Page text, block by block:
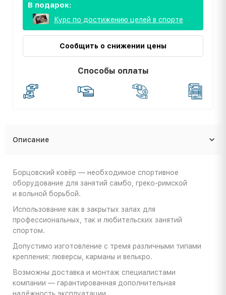
В подарок:
Курс по достижению целей в спорте
Сообщить о снижении цены
Способы оплаты
Описание
Борцовский ковёр — необходимое спортивное
оборудование для занятий самбо, греко-римской
и вольной борьбой.
Использование как в закрытых залах для
профессиональных, так и любительских занятий
спортом.
Допустимо изготовление с тремя различными типами
крепления: люверсы, карманы и велькро.
Возможны доставка и монтаж специалистами
компании — гарантированная дополнительная